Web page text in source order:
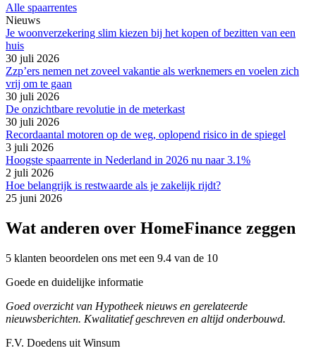
Alle spaarrentes
Nieuws
Je woonverzekering slim kiezen bij het kopen of bezitten van een
huis
30 juli 2026
Zzp’ers nemen net zoveel vakantie als werknemers en voelen zich
vrij om te gaan
30 juli 2026
De onzichtbare revolutie in de meterkast
30 juli 2026
Recordaantal motoren op de weg, oplopend risico in de spiegel
3 juli 2026
Hoogste spaarrente in Nederland in 2026 nu naar 3.1%
2 juli 2026
Hoe belangrijk is restwaarde als je zakelijk rijdt?
25 juni 2026
Wat anderen over HomeFinance zeggen
5 klanten beoordelen ons met een 9.4 van de 10
Goede en duidelijke informatie
Goed overzicht van Hypotheek nieuws en gerelateerde
nieuwsberichten. Kwalitatief geschreven en altijd onderbouwd.
F.V. Doedens uit Winsum